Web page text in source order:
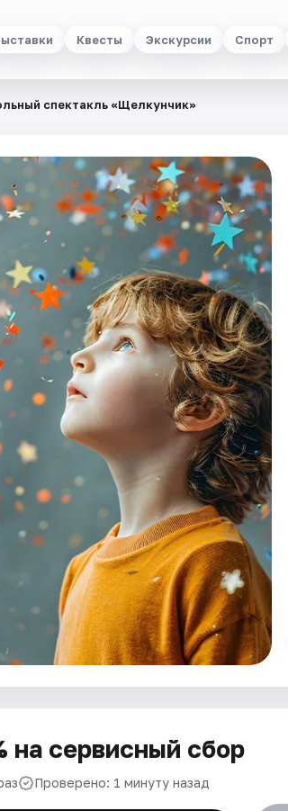
Квесты Экскурсии Спорт
спектакль «Щелкунчик»
на сервисный сбор
Проверено: 1 минуту назад